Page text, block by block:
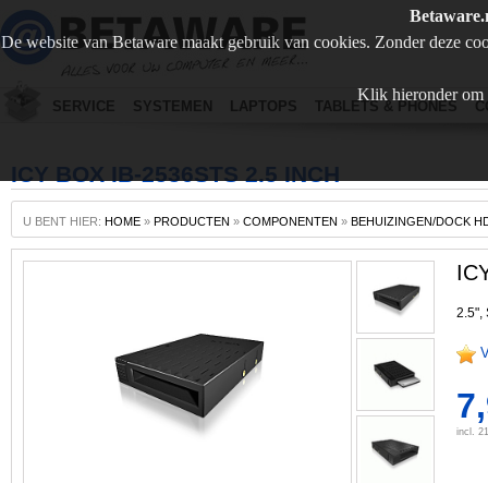
De website van Betaware maakt gebruik van cookies. Zonder deze
Klik hieronder om
SERVICE SYSTEMEN LAPTOPS TABLETS & PHONES
ICY BOX IB-2536STS 2.5 INCH
U BENT HIER: HOME » PRODUCTEN » COMPONENTEN » BEHUIZINGEN/DOCK
2.5",
incl.